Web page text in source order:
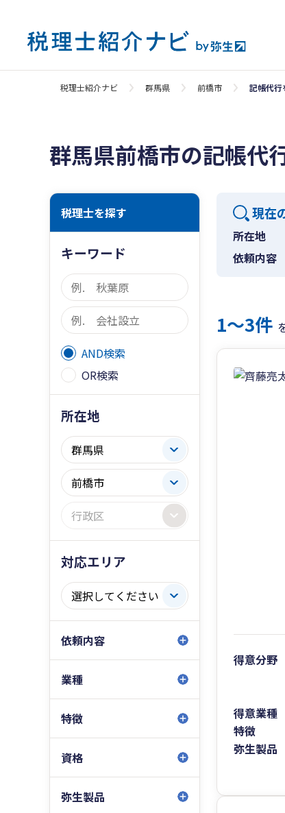
税理士紹介ナビ 群馬県 前橋市 記帳代行
群馬県前橋市の記帳代
税理士を探す
キーワード
AND検索
OR検索
所在地
対応エリア
依頼内容
業種
特徴
資格
弥生製品
現在
所在地
依頼内容
1〜3件
得意分野
得意業種
特徴
弥生製品